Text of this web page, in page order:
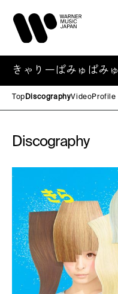
きゃりーぱみゅぱみゅ
Top DiscographyVideoProfile
Discography